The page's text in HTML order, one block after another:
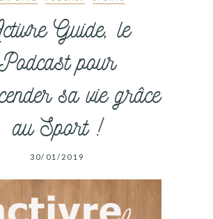
Guide, le
pour
sa vie grâce
au Sport !
30/01/2019